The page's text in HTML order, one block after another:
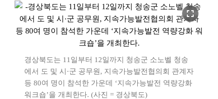
fullscreen
경상북도는 11일부터 12일까지 청송군 소노벨 청송
에서 도 및 시·군 공무원, 지속가능발전협의회 관계자
등 80여 명이 참석한 가운데 ‘지속가능발전 역량강화
워크숍’을 개최한다. (사진 = 경상북도)